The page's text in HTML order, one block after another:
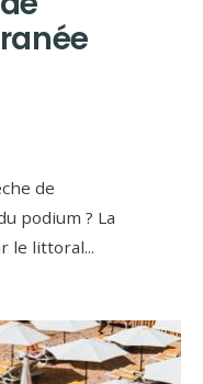
de
podium ? La
le littoral...